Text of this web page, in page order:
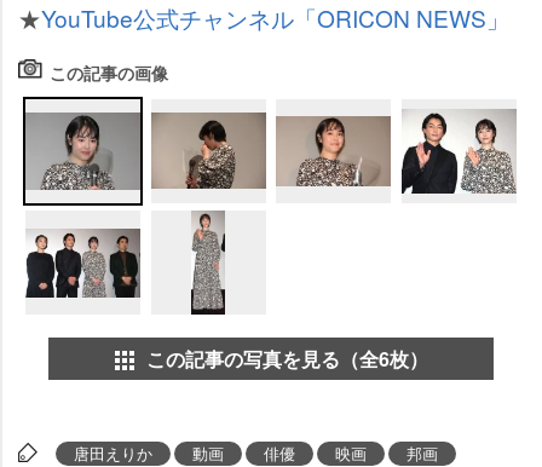
★YouTube公式チャンネル「ORICON NEWS」
この記事の画像
この記事の写真を見る（全6枚）
唐田えりか 動画 俳優 映画 邦画